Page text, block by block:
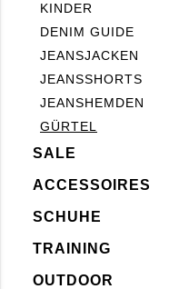
KINDER
DENIM GUIDE
JEANSJACKEN
JEANSSHORTS
JEANSHEMDEN
GÜRTEL
SALE
ACCESSOIRES
SCHUHE
TRAINING
OUTDOOR